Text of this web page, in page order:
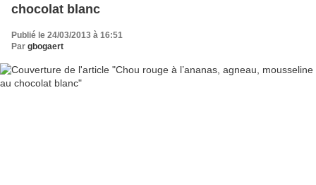
chocolat blanc
Publié le 24/03/2013 à 16:51
Par gbogaert